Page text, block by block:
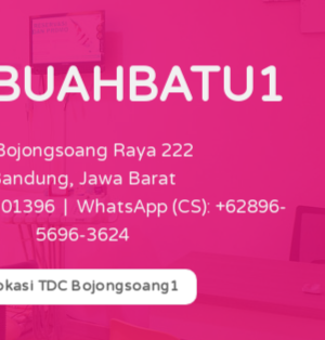
Raya 222
Jawa Barat
| WhatsApp (CS): +62896-
5696-3624
TDC Bojongsoang1